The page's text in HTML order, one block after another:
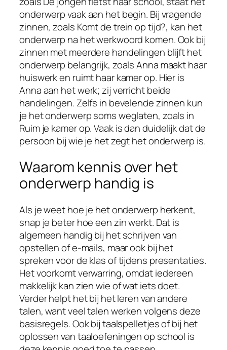
onderwerp vaak aan het begin. Bij vragende
zinnen, zoals Komt de trein op tijd?, kan het
onderwerp na het werkwoord komen. Ook bij
zinnen met meerdere handelingen blijft het
onderwerp belangrijk, zoals Anna maakt haar
huiswerk en ruimt haar kamer op. Hier is
Anna aan het werk; zij verricht beide
handelingen. Zelfs in bevelende zinnen kun
je het onderwerp soms weglaten, zoals in
Ruim je kamer op. Vaak is dan duidelijk dat de
persoon bij wie je het zegt het onderwerp is.
Waarom kennis over het
onderwerp handig is
Als je weet hoe je het onderwerp herkent,
snap je beter hoe een zin werkt. Dat is
algemeen handig bij het schrijven van
opstellen of e-mails, maar ook bij het
spreken voor de klas of tijdens presentaties.
Het voorkomt verwarring, omdat iedereen
makkelijk kan zien wie of wat iets doet.
Verder helpt het bij het leren van andere
talen, want veel talen werken volgens deze
basisregels. Ook bij taalspelletjes of bij het
oplossen van taaloefeningen op school is